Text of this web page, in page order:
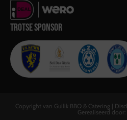
TROTSE SPONSOR
Copyright van Guilik BBQ & Catering |
Gerealiseerd door: